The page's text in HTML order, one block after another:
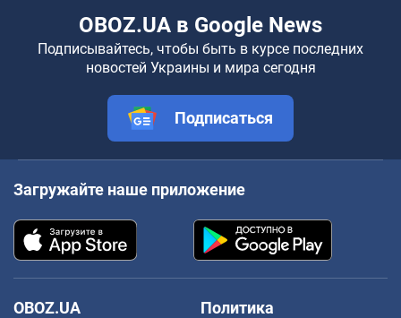
OBOZ.UA в Google News
Подписывайтесь, чтобы быть в курсе последних
новостей Украины и мира сегодня
Подписаться
Загружайте наше приложение
OBOZ.UA
Политика